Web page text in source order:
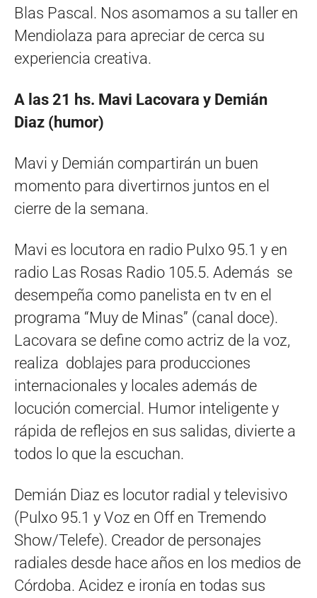
Blas Pascal. Nos asomamos a su taller en
Mendiolaza para apreciar de cerca su
experiencia creativa.
A las 21 hs. Mavi Lacovara y Demián
Diaz (humor)
Mavi y Demián compartirán un buen
momento para divertirnos juntos en el
cierre de la semana.
Mavi es locutora en radio Pulxo 95.1 y en
radio Las Rosas Radio 105.5. Además se
desempeña como panelista en tv en el
programa “Muy de Minas” (canal doce).
Lacovara se define como actriz de la voz,
realiza doblajes para producciones
internacionales y locales además de
locución comercial. Humor inteligente y
rápida de reflejos en sus salidas, divierte a
todos lo que la escuchan.
Demián Diaz es locutor radial y televisivo
(Pulxo 95.1 y Voz en Off en Tremendo
Show/Telefe). Creador de personajes
radiales desde hace años en los medios de
Córdoba. Acidez e ironía en todas sus